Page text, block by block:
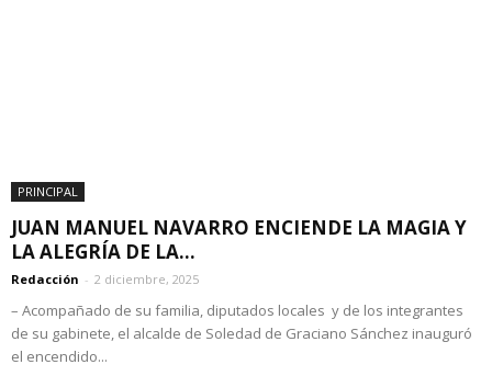
PRINCIPAL
JUAN MANUEL NAVARRO ENCIENDE LA MAGIA Y
LA ALEGRÍA DE LA...
Redacción - 2 diciembre, 2025
– Acompañado de su familia, diputados locales y de los integrantes
de su gabinete, el alcalde de Soledad de Graciano Sánchez inauguró
el encendido...